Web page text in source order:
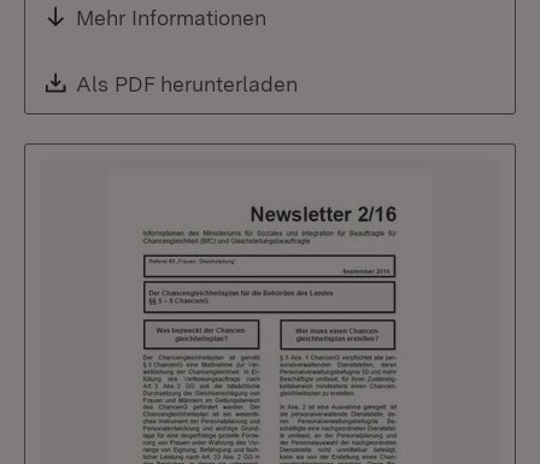
Mehr Informationen
Download:
Als PDF herunterladen